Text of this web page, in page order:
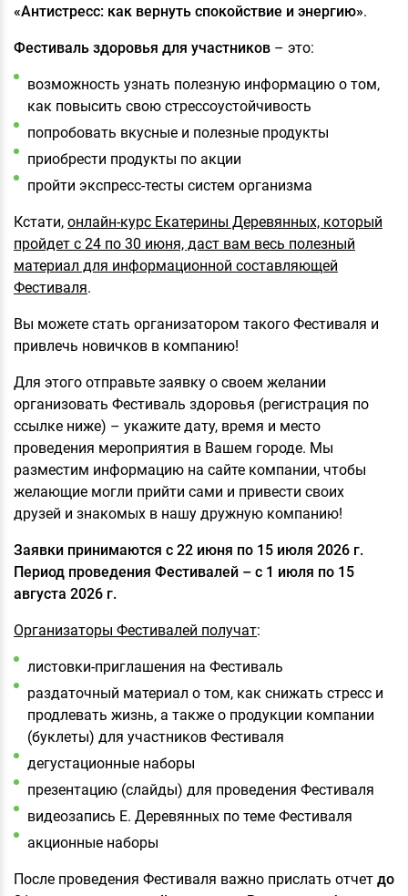
«Антистресс: как вернуть спокойствие и энергию».
Фестиваль здоровья для участников – это:
возможность узнать полезную информацию о том,
как повысить свою стрессоустойчивость
попробовать вкусные и полезные продукты
приобрести продукты по акции
пройти экспресс-тесты систем организма
Кстати, онлайн-курс Екатерины Деревянных, который
пройдет с 24 по 30 июня, даст вам весь полезный
материал для информационной составляющей
Фестиваля.
Вы можете стать организатором такого Фестиваля и
привлечь новичков в компанию!
Для этого отправьте заявку о своем желании
организовать Фестиваль здоровья (регистрация по
ссылке ниже) – укажите дату, время и место
проведения мероприятия в Вашем городе. Мы
разместим информацию на сайте компании, чтобы
желающие могли прийти сами и привести своих
друзей и знакомых в нашу дружную компанию!
Заявки принимаются с 22 июня по 15 июля 2026 г.
Период проведения Фестивалей – с 1 июля по 15
августа 2026 г.
Организаторы Фестивалей получат:
листовки-приглашения на Фестиваль
раздаточный материал о том, как снижать стресс и
продлевать жизнь, а также о продукции компании
(буклеты) для участников Фестиваля
дегустационные наборы
презентацию (слайды) для проведения Фестиваля
видеозапись Е. Деревянных по теме Фестиваля
акционные наборы
После проведения Фестиваля важно прислать отчет до